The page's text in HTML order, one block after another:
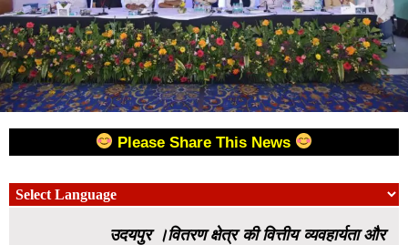
Please Share This News
उदयपुर ।वितरण क्षेत्र की वित्तीय व्यवहार्यता और